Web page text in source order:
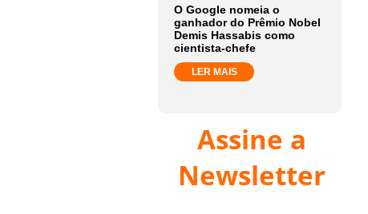
O Google nomeia o
ganhador do Prêmio Nobel
Demis Hassabis como
cientista-chefe
LER MAIS
Assine a
Newsletter